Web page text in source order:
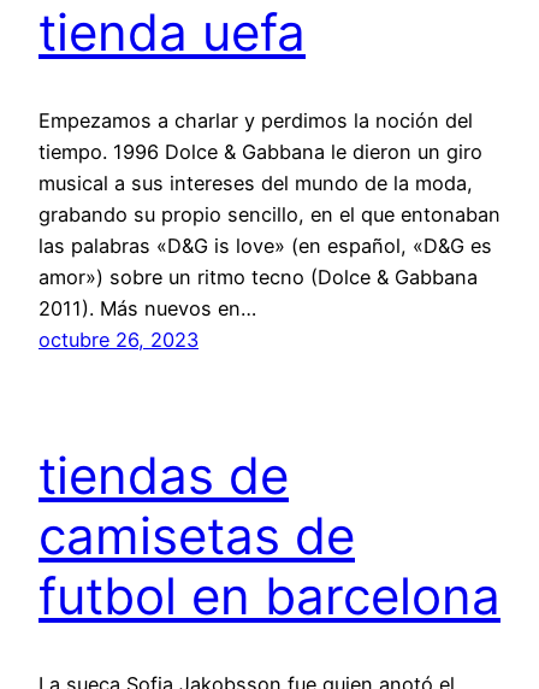
tienda uefa
Empezamos a charlar y perdimos la noción del
tiempo. 1996 Dolce & Gabbana le dieron un giro
musical a sus intereses del mundo de la moda,
grabando su propio sencillo, en el que entonaban
las palabras «D&G is love» (en español, «D&G es
amor») sobre un ritmo tecno (Dolce & Gabbana
2011). Más nuevos en…
octubre 26, 2023
tiendas de
camisetas de
futbol en barcelona
La sueca Sofia Jakobsson fue quien anotó el